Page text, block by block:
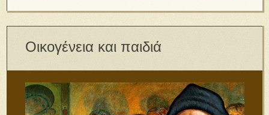
Οικογένεια και παιδιά